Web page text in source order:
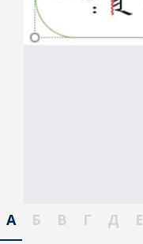
А Б В Г Д Е